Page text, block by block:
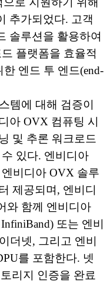
추가되었다. 고객
솔루션을 활용하여
플랫폼을 효율적
엔드 투 엔드(end-
템에 대해 검증이
아 OVX 컴퓨팅 시
및 추론 워크로드
있다. 엔비디아
비디아 OVX 솔루
제공되며, 엔비디
와 함께 엔비디아
또는 엔비
더넷, 그리고 엔비
를 포함한다. 넷
리지 인증을 완료